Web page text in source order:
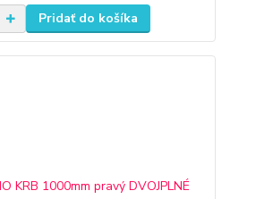
Pridať do košíka